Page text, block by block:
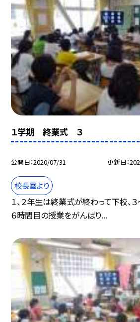
１学期 終業式 ３
公開日 2020/07/31 更新日
校長室より
１、２年生は終業式が終わって下校、
６時間目の授業をがんばり...